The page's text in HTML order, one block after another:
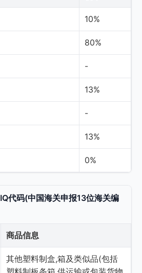
10%
80%
-
13%
-
13%
0%
代码(中国海关申报13位海关编
商品信息
其他塑料制盒,箱及类似品(包括